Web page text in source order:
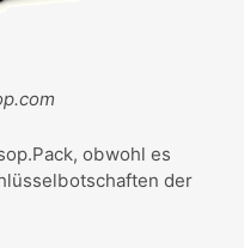
obwohl es
der